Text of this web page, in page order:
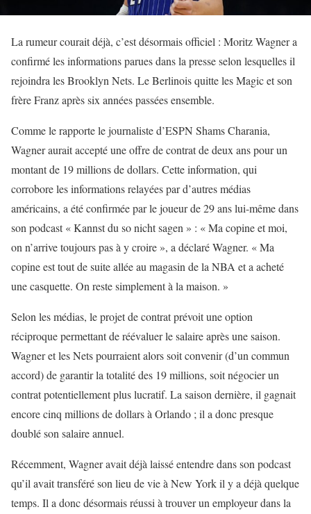
La rumeur courait déjà, c’est désormais officiel : Moritz Wagner a
confirmé les informations parues dans la presse selon lesquelles il
rejoindra les Brooklyn Nets. Le Berlinois quitte les Magic et son
frère Franz après six années passées ensemble.
Comme le rapporte le journaliste d’ESPN Shams Charania,
Wagner aurait accepté une offre de contrat de deux ans pour un
montant de 19 millions de dollars. Cette information, qui
corrobore les informations relayées par d’autres médias
américains, a été confirmée par le joueur de 29 ans lui-même dans
son podcast « Kannst du so nicht sagen » : « Ma copine et moi,
on n’arrive toujours pas à y croire », a déclaré Wagner. « Ma
copine est tout de suite allée au magasin de la NBA et a acheté
une casquette. On reste simplement à la maison. »
Selon les médias, le projet de contrat prévoit une option
réciproque permettant de réévaluer le salaire après une saison.
Wagner et les Nets pourraient alors soit convenir (d’un commun
accord) de garantir la totalité des 19 millions, soit négocier un
contrat potentiellement plus lucratif. La saison dernière, il gagnait
encore cinq millions de dollars à Orlando ; il a donc presque
doublé son salaire annuel.
Récemment, Wagner avait déjà laissé entendre dans son podcast
qu’il avait transféré son lieu de vie à New York il y a déjà quelque
temps. Il a donc désormais réussi à trouver un employeur dans la